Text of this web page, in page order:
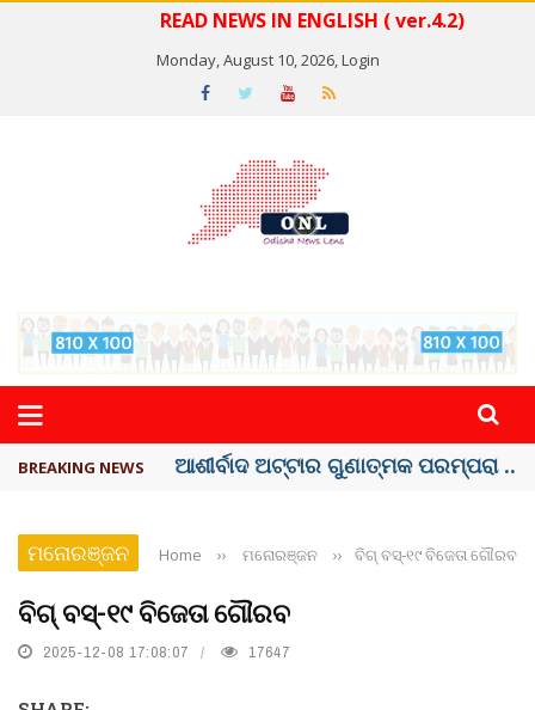
READ NEWS IN ENGLISH ( ver.4.2)
Monday, August 10, 2026,Login
BREAKING NEWS ବେଦାନ୍ତ ଆଲୁମିନିୟର ପ୍ରକଳ୍ପ ସଙ୍ଗମ ...
ମନୋରଞ୍ଜନ Home ›› ମନୋରଞ୍ଜନ ›› ବିଗ୍‌ ବସ୍‌-୧୯ ବିଜେତା ଗୌରବ
ବିଗ୍‌ ବସ୍‌-୧୯ ବିଜେତା ଗୌରବ
2025-12-08 17:08:07 17647